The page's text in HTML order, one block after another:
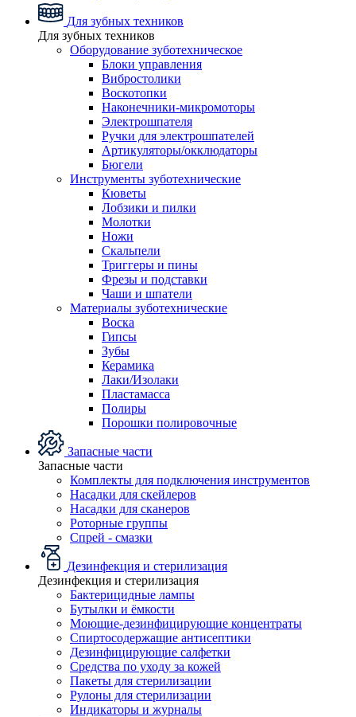
Для зубных техников
Для зубных техников
Оборудование зуботехническое
Блоки управления
Вибростолики
Воскотопки
Наконечники-микромоторы
Электрошпателя
Ручки для электрошпателей
Артикуляторы/окклюдаторы
Бюгели
Инструменты зуботехнические
Кюветы
Лобзики и пилки
Молотки
Ножи
Скальпели
Триггеры и пины
Фрезы и подставки
Чаши и шпатели
Материалы зуботехнические
Воска
Гипсы
Зубы
Керамика
Лаки/Изолаки
Пластамасса
Полиры
Порошки полировочные
Запасные части
Запасные части
Комплекты для подключения инструментов
Насадки для скейлеров
Насадки для сканеров
Роторные группы
Спрей - смазки
Дезинфекция и стерилизация
Дезинфекция и стерилизация
Бактерицидные лампы
Бутылки и ёмкости
Моющие-дезинфицирующие концентраты
Спиртосодержащие антисептики
Дезинфицирующие салфетки
Средства по уходу за кожей
Пакеты для стерилизации
Рулоны для стерилизации
Индикаторы и журналы